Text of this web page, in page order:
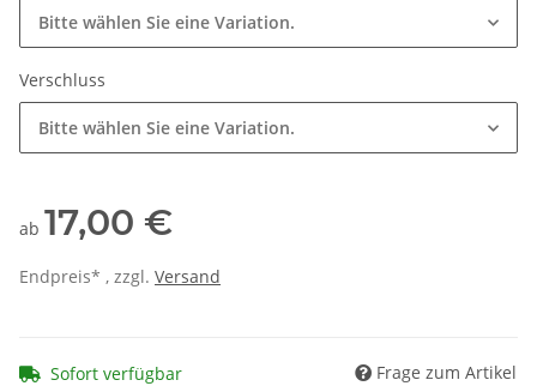
Bitte wählen Sie eine Variation.
Verschluss
Bitte wählen Sie eine Variation.
ab 17,00 €
Endpreis* , zzgl. Versand
Sofort verfügbar Frage zum Artikel